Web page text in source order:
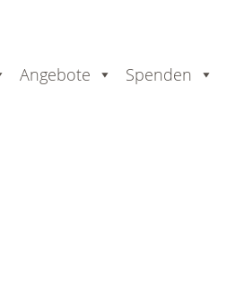
Angebote Spenden